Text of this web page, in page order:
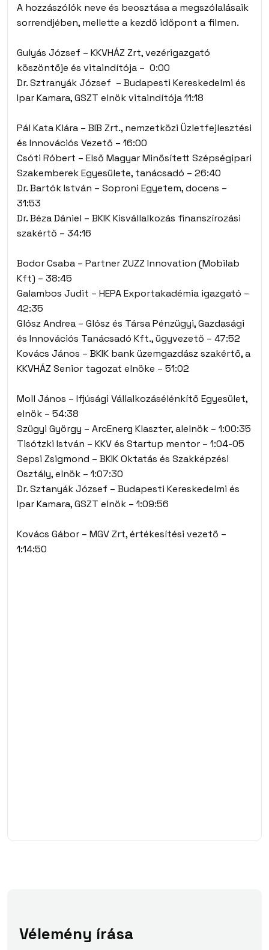
A hozzászólók neve és beosztása a megszólalásaik
sorrendjében, mellette a kezdő időpont a filmen.
Gulyás József – KKVHÁZ Zrt, vezérigazgató
köszöntője és vitaindítója – 0:00
Dr. Sztranyák József – Budapesti Kereskedelmi és
Ipar Kamara, GSZT elnök vitaindítója 11:18
Pál Kata Klára – BIB Zrt., nemzetközi Üzletfejlesztési
és Innovációs Vezető – 16:00
Csóti Róbert – Első Magyar Minősített Szépségipari
Szakemberek Egyesülete, tanácsadó – 26:40
Dr. Bartók István – Soproni Egyetem, docens –
31:53
Dr. Béza Dániel – BKIK Kisvállalkozás finanszírozási
szakértő – 34:16
Bodor Csaba – Partner ZUZZ Innovation (Mobilab
Kft) – 38:45
Galambos Judit – HEPA Exportakadémia igazgató –
42:35
Glósz Andrea – Glósz és Társa Pénzügyi, Gazdasági
és Innovációs Tanácsadó Kft., ügyvezető – 47:52
Kovács János – BKIK bank üzemgazdász szakértő, a
KKVHÁZ Senior tagozat elnöke – 51:02
Moll János – Ifjúsági Vállalkozásélénkítő Egyesület,
elnök – 54:38
Szügyi György – ArcEnerg Klaszter, alelnök – 1:00:35
Tisótzki István – KKV és Startup mentor – 1:04-05
Sepsi Zsigmond – BKIK Oktatás és Szakképzési
Osztály, elnök – 1:07:30
Dr. Sztanyák József – Budapesti Kereskedelmi és
Ipar Kamara, GSZT elnök – 1:09:56
Kovács Gábor – MGV Zrt, értékesítési vezető –
1:14:50
Vélemény írása